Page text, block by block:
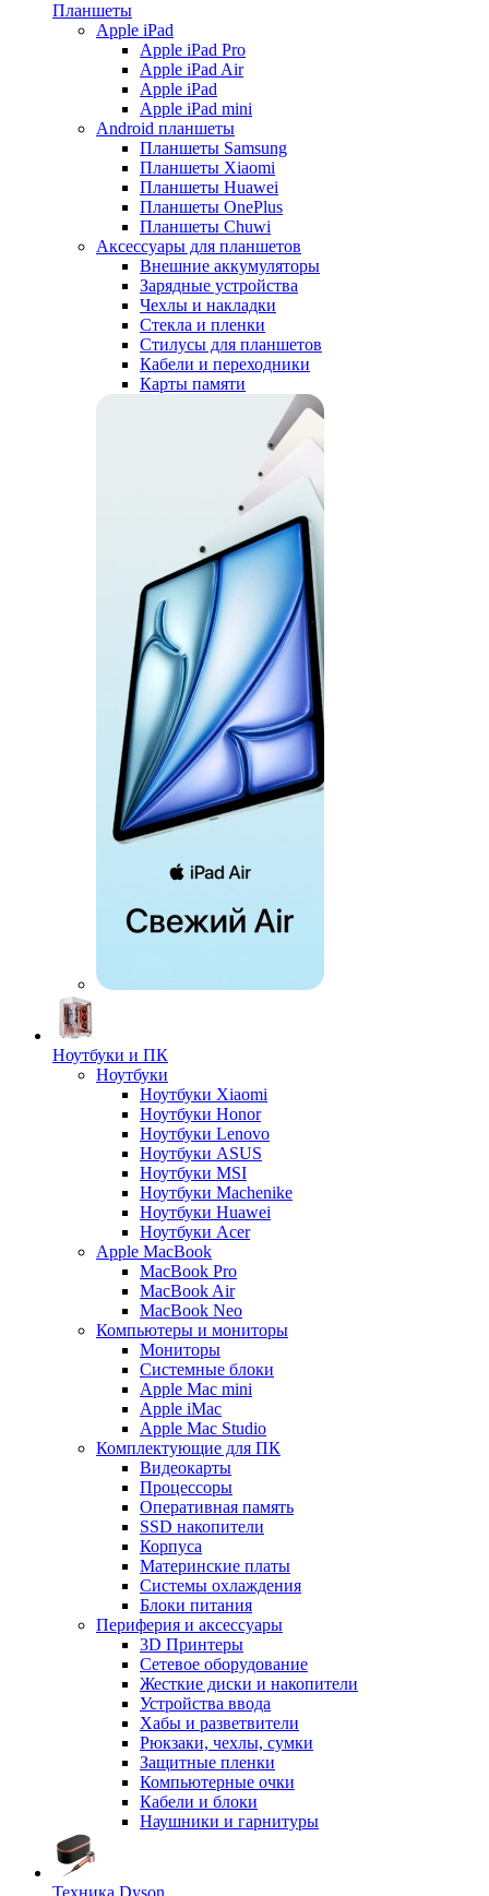
Планшеты
Apple iPad
Apple iPad Pro
Apple iPad Air
Apple iPad
Apple iPad mini
Android планшеты
Планшеты Samsung
Планшеты Xiaomi
Планшеты Huawei
Планшеты OnePlus
Планшеты Chuwi
Аксессуары для планшетов
Внешние аккумуляторы
Зарядные устройства
Чехлы и накладки
Стекла и пленки
Стилусы для планшетов
Кабели и переходники
Карты памяти
Ноутбуки и ПК
Ноутбуки
Ноутбуки Xiaomi
Ноутбуки Honor
Ноутбуки Lenovo
Ноутбуки ASUS
Ноутбуки MSI
Ноутбуки Machenike
Ноутбуки Huawei
Ноутбуки Acer
Apple MacBook
MacBook Pro
MacBook Air
MacBook Neo
Компьютеры и мониторы
Мониторы
Системные блоки
Apple Mac mini
Apple iMac
Apple Mac Studio
Комплектующие для ПК
Видеокарты
Процессоры
Оперативная память
SSD накопители
Корпуса
Материнские платы
Системы охлаждения
Блоки питания
Периферия и аксессуары
3D Принтеры
Сетевое оборудование
Жесткие диски и накопители
Устройства ввода
Хабы и разветвители
Рюкзаки, чехлы, сумки
Защитные пленки
Компьютерные очки
Кабели и блоки
Наушники и гарнитуры
Техника Dyson